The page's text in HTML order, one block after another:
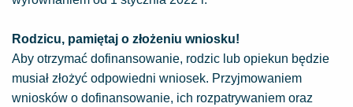
Rodzicu, pamiętaj o złożeniu wniosku!
Aby otrzymać dofinansowanie, rodzic lub opiekun będzie
musiał złożyć odpowiedni wniosek. Przyjmowaniem
wniosków o dofinansowanie, ich rozpatrywaniem oraz